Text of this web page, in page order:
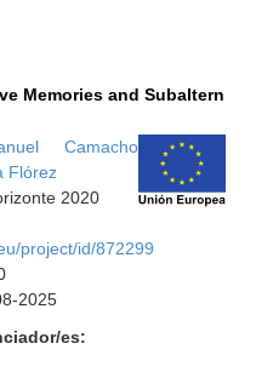
Memories and Subaltern
Camacho
Flórez
2020
project/id/872299
2025
es: